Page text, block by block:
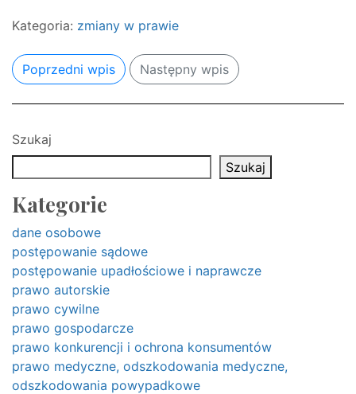
Kategoria: zmiany w prawie
Poprzedni wpis Następny wpis
Szukaj
Szukaj
Kategorie
dane osobowe
postępowanie sądowe
postępowanie upadłościowe i naprawcze
prawo autorskie
prawo cywilne
prawo gospodarcze
prawo konkurencji i ochrona konsumentów
prawo medyczne, odszkodowania medyczne,
odszkodowania powypadkowe